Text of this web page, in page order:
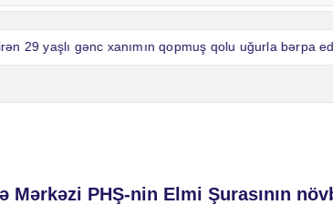
yaşlı gənc xanımın qopmuş qolu uğurla bərpa
Mərkəzi PHŞ-nin Elmi Şurasının